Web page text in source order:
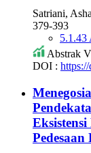
Satriani,
379-393
5.1.43
Abstrak
DOI :